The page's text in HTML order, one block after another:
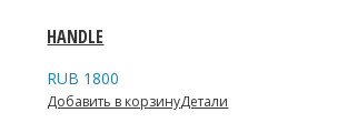
HANDLE
RUB 1800
Добавить в корзинуДетали